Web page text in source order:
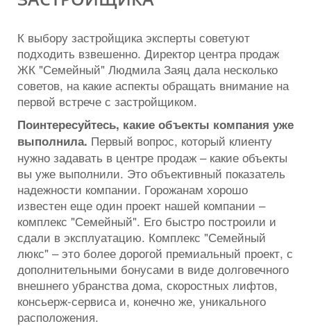
К выбору застройщика эксперты советуют
подходить взвешенно. Директор центра продаж
ЖК "Семейный" Людмила Заяц дала несколько
советов, на какие аспекты обращать внимание на
первой встрече с застройщиком.
Поинтересуйтесь, какие объекты компания уже
выполнила. Первый вопрос, который клиенту
нужно задавать в центре продаж – какие объекты
вы уже выполнили. Это объективный показатель
надежности компании. Горожанам хорошо
известен еще один проект нашей компании –
комплекс "Семейный". Его быстро построили и
сдали в эксплуатацию. Комплекс "Семейный
люкс" – это более дорогой премиальный проект, с
дополнительными бонусами в виде долговечного
внешнего убранства дома, скоростных лифтов,
консьерж-сервиса и, конечно же, уникального
расположения.